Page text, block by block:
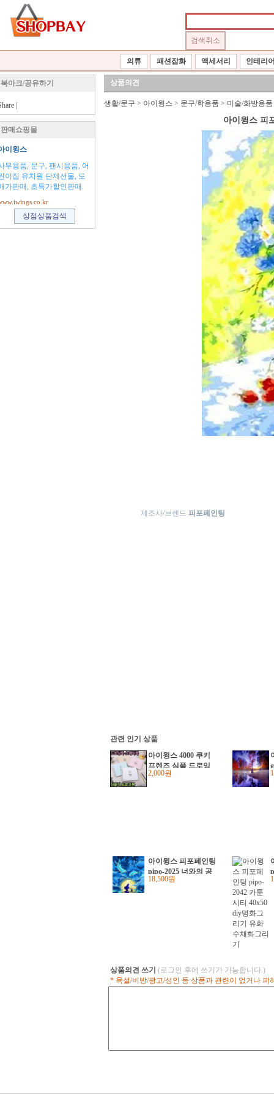
의류 패션잡화 액세서리 인테리
북마크/공유하기
판매쇼핑몰
이윙스
무용품, 문구, 팬시용품, 어
이집 유치원 단제선물, 도
가판매, 초특가할인판매.
상품의견
생활/문구 > 아이윙스 > 문구/학용품 > 미술/화방용품
아이윙스 피
제조사/브렌드 피포페인팅
관련 인기 상품
아이윙스 4000 쿠키
프렌즈 심플 드로잉
북 스케치북
2,000원
아이윙스 피포페인팅
pipo-2025 너와의 공
감 diy명화그리기 그
18,500원
상품의견 쓰기 (로그인 후에 쓰기가 가능합니다.)
* 욕설/비방/광고/성인 등 상품과 관련이 없거나